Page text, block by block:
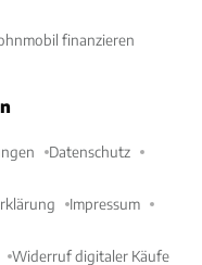
finanzieren
Datenschutz
Impressum
Widerruf digitaler Käufe